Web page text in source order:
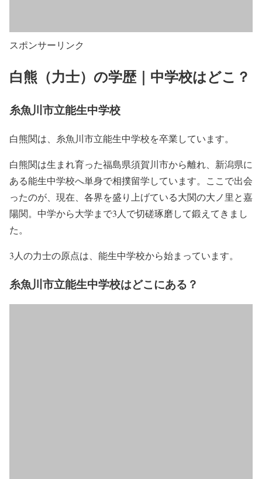
スポンサーリンク
白熊（力士）の学歴｜中学校はどこ？
糸魚川市立能生中学校
白熊関は、糸魚川市立能生中学校を卒業しています。
白熊関は生まれ育った福島県須賀川市から離れ、新潟県に
ある能生中学校へ単身で相撲留学しています。ここで出会
ったのが、現在、各界を盛り上げている大関の大ノ里と嘉
陽関。中学から大学まで3人で切磋琢磨して鍛えてきまし
た。
3人の力士の原点は、能生中学校から始まっています。
糸魚川市立能生中学校はどこにある？